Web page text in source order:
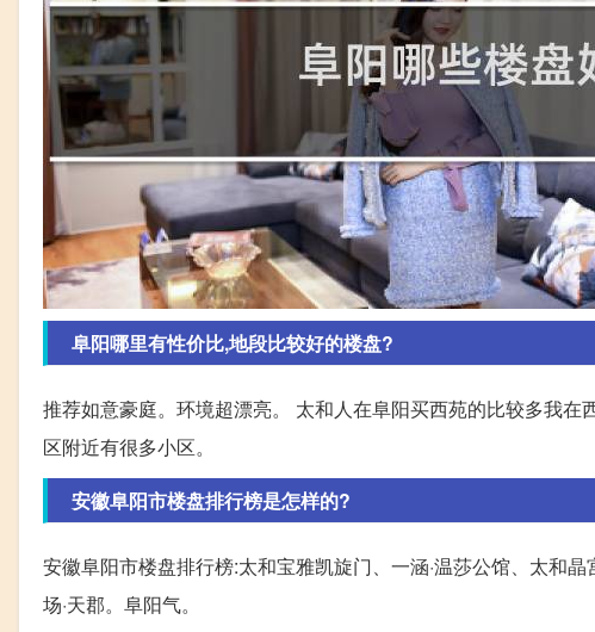
阜阳哪里有性价比,地段比较好的楼盘?
推荐如意豪庭。环境超漂亮。 太和人在阜阳买西苑的比较多我
区附近有很多小区。
安徽阜阳市楼盘排行榜是怎样的?
安徽阜阳市楼盘排行榜:太和宝雅凯旋门、一涵·温莎公馆、太和
场·天郡。阜阳气。